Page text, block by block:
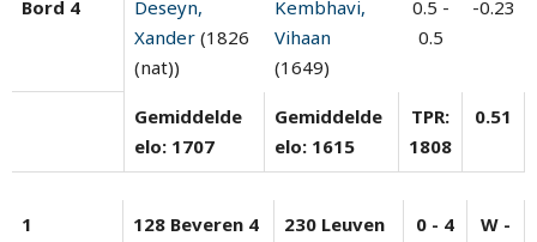
Bord 4
Deseyn,
Xander (1826
(nat))
Kembhavi,
Vihaan
(1649)
0.5 -
0.5
-0.23
Gemiddelde
elo: 1707
Gemiddelde
elo: 1615
TPR:
1808
0.51
1
128 Beveren 4
230 Leuven
0 - 4
W -